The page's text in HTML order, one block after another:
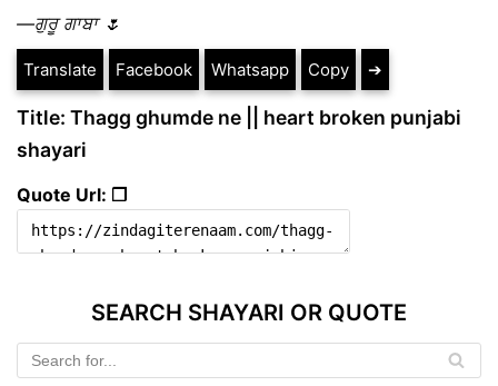
—ਗੁਰੂ ਗਾਬਾ 🌷
Translate Facebook Whatsapp Copy ➔
Title: Thagg ghumde ne || heart broken punjabi
shayari
Quote Url: ❐
SEARCH SHAYARI OR QUOTE